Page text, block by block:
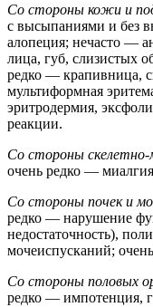
Со стороны кожи и
с высыпаниями и без
алопеция; нечасто —
лица, губ, слизистых
редко — крапивница,
мультиформная
эритродермия,
реакции.
Со стороны
очень редко —
Со стороны почек и
редко — нарушение
недостаточность),
мочеиспусканий;
Со стороны половых
редко — импотенция,